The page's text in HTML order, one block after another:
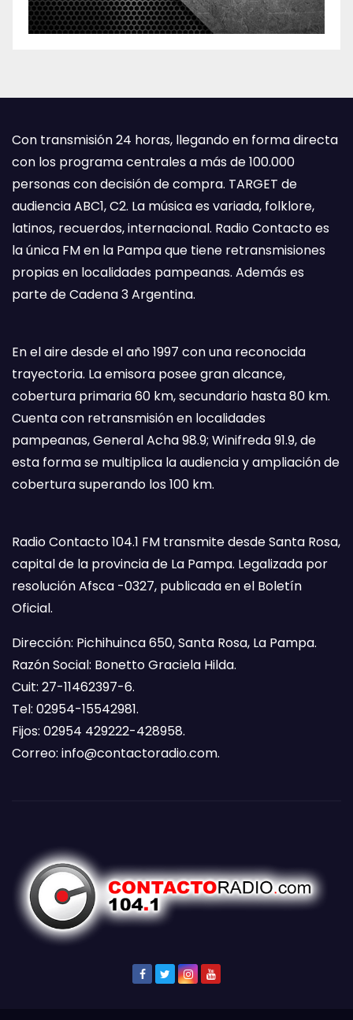
Con transmisión 24 horas, llegando en forma directa
con los programa centrales a más de 100.000
personas con decisión de compra. TARGET de
audiencia ABC1, C2. La música es variada, folklore,
latinos, recuerdos, internacional. Radio Contacto es
la única FM en la Pampa que tiene retransmisiones
propias en localidades pampeanas. Además es
parte de Cadena 3 Argentina.
En el aire desde el año 1997 con una reconocida
trayectoria. La emisora posee gran alcance,
cobertura primaria 60 km, secundario hasta 80 km.
Cuenta con retransmisión en localidades
pampeanas, General Acha 98.9; Winifreda 91.9, de
esta forma se multiplica la audiencia y ampliación de
cobertura superando los 100 km.
Radio Contacto 104.1 FM transmite desde Santa Rosa,
capital de la provincia de La Pampa. Legalizada por
resolución Afsca -0327, publicada en el Boletín
Oficial.
Dirección: Pichihuinca 650, Santa Rosa, La Pampa.
Razón Social: Bonetto Graciela Hilda.
Cuit: 27-11462397-6.
Tel: 02954-15542981.
Fijos: 02954 429222-428958.
Correo: info@contactoradio.com.